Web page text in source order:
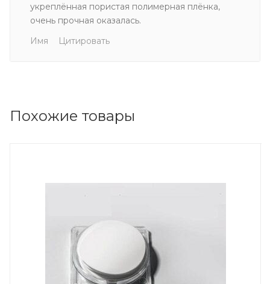
укреплённая пористая полимерная плёнка,
очень прочная оказалась.
Имя
Цитировать
Похожие товары